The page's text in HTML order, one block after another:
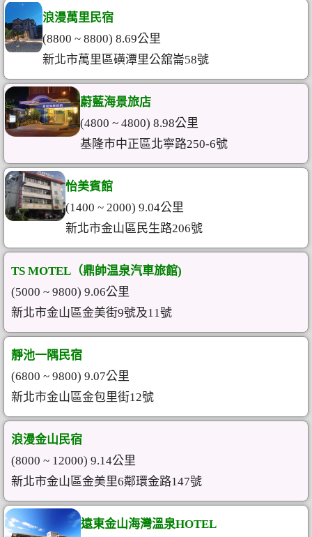
浪漫萬里民宿
(8800 ~ 8800) 8.69公里
新北市萬里區磺潭里公舘崙58號
蔚藍海景旅店
(4800 ~ 4800) 8.98公里
基隆市中正區北寧路250-6號
怡美賓館
(1400 ~ 2000) 9.04公里
新北市金山區民生路206號
TS MOTEL（鼎帥温泉汽車旅館)
(5000 ~ 9800) 9.06公里
新北市金山區金美街9號及11號
靜池一隅民宿
(6800 ~ 9800) 9.07公里
新北市金山區金包里街12號
浪漫金山民宿
(8000 ~ 12000) 9.14公里
新北市金山區金美里6鄰環金路147號
遠東金山海灣溫泉HOTEL